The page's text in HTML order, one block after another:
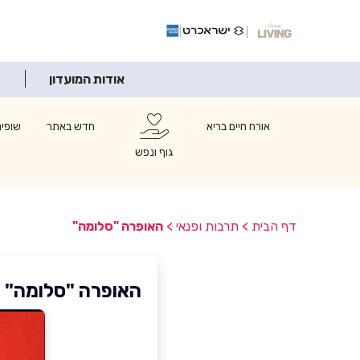
אודות המועדון
אורח חיים בריא
גוף ונפש
חדש באתר
דף הבית > תרבות ופנאי > האופרה "סלומה"
האופרה "סלומה"